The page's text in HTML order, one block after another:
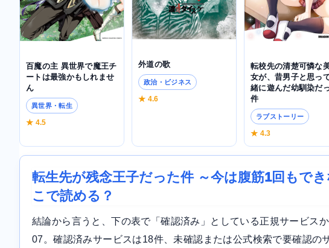
百魔の主 異世界で魔王チ
ートは最強かもしれませ
ん
異世界・転生
★ 4.5
外道の歌
政治・ビジネス
★ 4.6
転校先の清楚可憐な
女が、昔男子と思っ
緒に遊んだ幼馴染だ
件
ラブストーリー
★ 4.3
転生先が残念王子だった件 ～今は腹筋1回もで
こで読める？
結論から言うと、下の表で「確認済み」としている正規サービス
07。確認済みサービスは18件、未確認または公式検索で要確認の